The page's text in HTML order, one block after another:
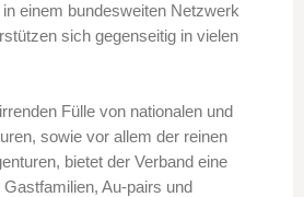
einem bundesweiten Netzwerk
sich gegenseitig in vielen
Fülle von nationalen und
sowie vor allem der reinen
bietet der Verband eine
Au-pairs und